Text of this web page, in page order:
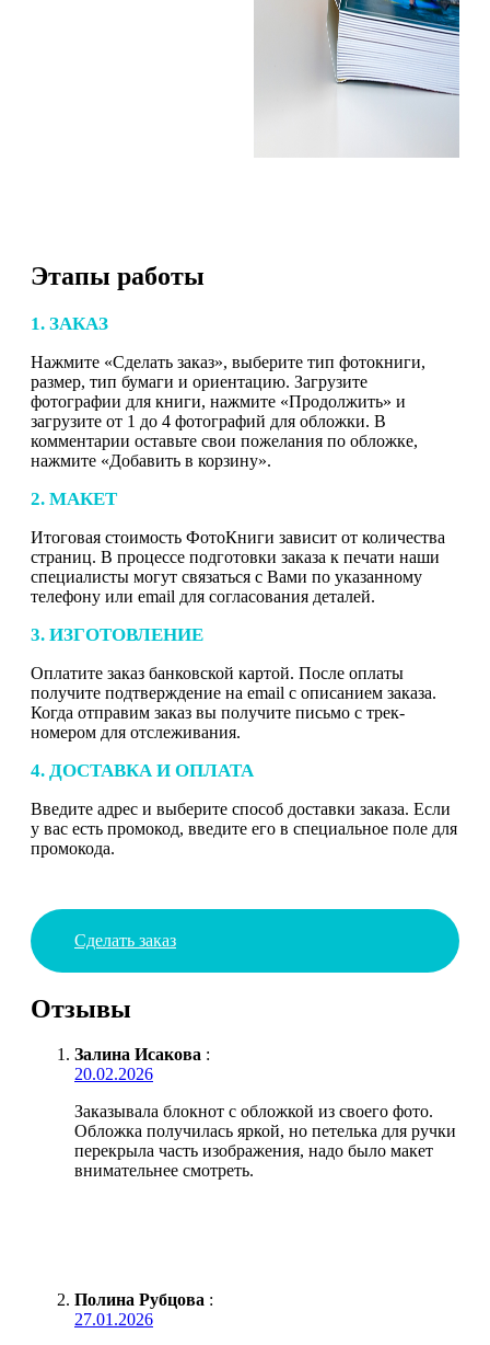
Этапы работы
1. ЗАКАЗ
Нажмите «Сделать заказ», выберите тип фотокниги,
размер, тип бумаги и ориентацию. Загрузите
фотографии для книги, нажмите «Продолжить» и
загрузите от 1 до 4 фотографий для обложки. В
комментарии оставьте свои пожелания по обложке,
нажмите «Добавить в корзину».
2. МАКЕТ
Итоговая стоимость ФотоКниги зависит от количества
страниц. В процессе подготовки заказа к печати наши
специалисты могут связаться с Вами по указанному
телефону или email для согласования деталей.
3. ИЗГОТОВЛЕНИЕ
Оплатите заказ банковской картой. После оплаты
получите подтверждение на email с описанием заказа.
Когда отправим заказ вы получите письмо с трек-
номером для отслеживания.
4. ДОСТАВКА И ОПЛАТА
Введите адрес и выберите способ доставки заказа. Если
у вас есть промокод, введите его в специальное поле для
промокода.
Сделать заказ
Отзывы
Залина Исакова :
20.02.2026
Заказывала блокнот с обложкой из своего фото.
Обложка получилась яркой, но петелька для ручки
перекрыла часть изображения, надо было макет
внимательнее смотреть.
Полина Рубцова :
27.01.2026